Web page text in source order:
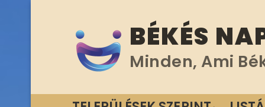
tartalomra
BÉKÉS
Minden, Ami